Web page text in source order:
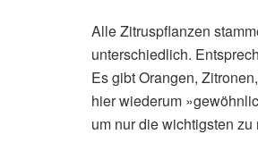
Alle Zitruspflanzen
unterschiedlich.
Es gibt Orangen,
hier wiederum
um nur die wichtigsten zu